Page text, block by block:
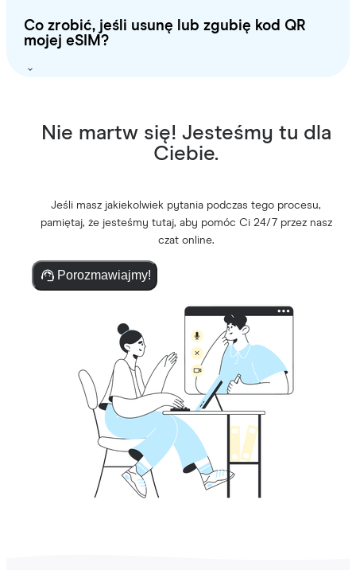
Co zrobić, jeśli usunę lub zgubię kod QR
mojej eSIM?
Nie martw się! Jesteśmy tu dla
Ciebie.
Jeśli masz jakiekolwiek pytania podczas tego procesu,
pamiętaj, że jesteśmy tutaj, aby pomóc Ci 24/7 przez nasz
czat online.
Porozmawiajmy!